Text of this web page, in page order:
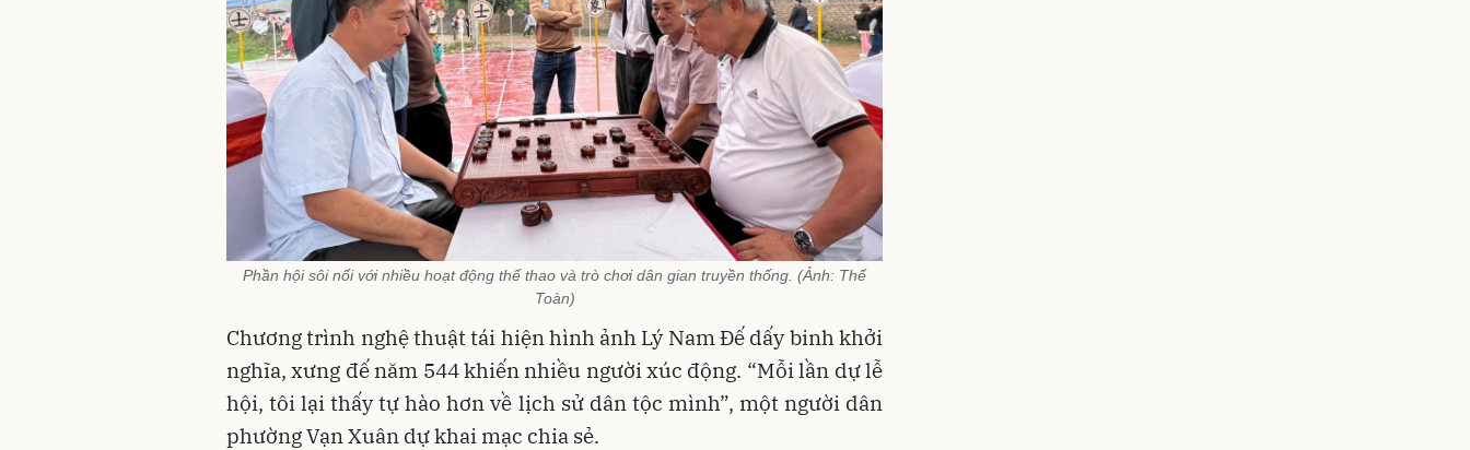
Phần hội sôi nổi với nhiều hoạt động thể thao và trò chơi dân gian truyền thống. (Ảnh: Thế
Toàn)
Chương trình nghệ thuật tái hiện hình ảnh Lý Nam Đế dấy binh khởi
nghĩa, xưng đế năm 544 khiến nhiều người xúc động. “Mỗi lần dự lễ
hội, tôi lại thấy tự hào hơn về lịch sử dân tộc mình”, một người dân
phường Vạn Xuân dự khai mạc chia sẻ.